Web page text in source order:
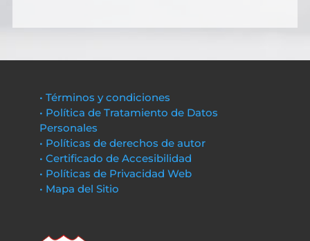
• Términos y condiciones
• Política de Tratamiento de Datos
Personales
• Políticas de derechos de autor
• Certificado de Accesibilidad
• Políticas de Privacidad Web
• Mapa del Sitio